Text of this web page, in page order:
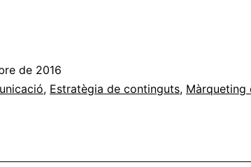
de 2016
, Estratègia de continguts, Màrqueting